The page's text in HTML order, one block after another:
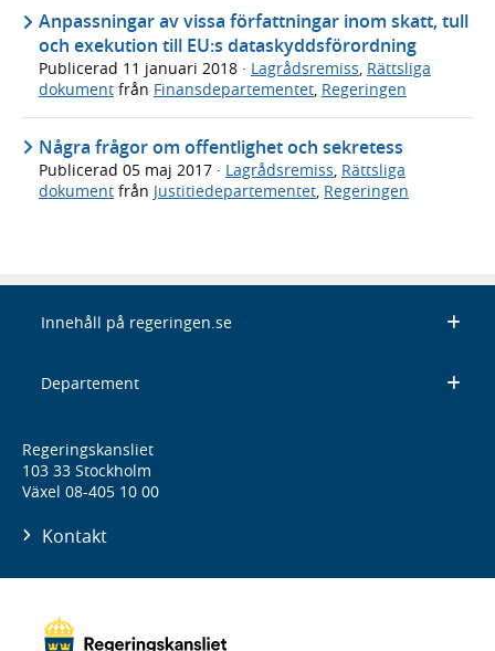
Anpassningar av vissa författningar inom skatt, tull
och exekution till EU:s dataskyddsförordning
Publicerad 11 januari 2018 · Lagrådsremiss, Rättsliga
dokument från Finansdepartementet, Regeringen
Några frågor om offentlighet och sekretess
Publicerad 05 maj 2017 · Lagrådsremiss, Rättsliga
dokument från Justitiedepartementet, Regeringen
Innehåll på regeringen.se
Departement
Regeringskansliet
103 33 Stockholm
Växel 08-405 10 00
Kontakt